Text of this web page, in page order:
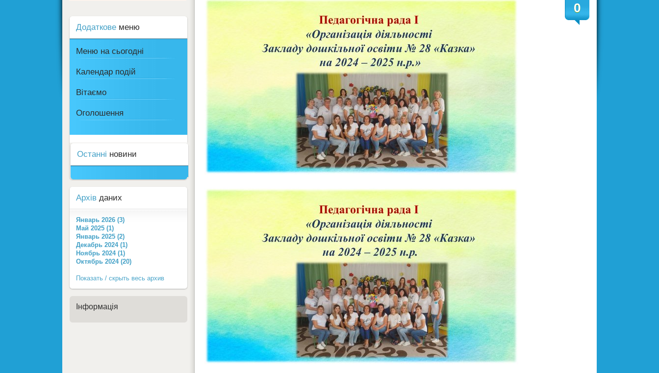
0
Додаткове меню
Меню на сьогодні
Календар подій
Вітаємо
Оголошення
Останні новини
Архів даних
Январь 2026 (3)
Май 2025 (1)
Январь 2025 (2)
Декабрь 2024 (1)
Ноябрь 2024 (1)
Октябрь 2024 (20)
Показать / скрыть весь архив
Інформація